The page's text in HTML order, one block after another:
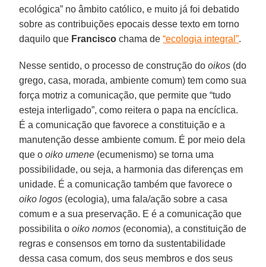
ecológica” no âmbito católico, e muito já foi debatido
sobre as contribuições epocais desse texto em torno
daquilo que Francisco chama de“ecologia integral”.
Nesse sentido, o processo de construção dooikos (do
grego, casa, morada, ambiente comum) tem como sua
força motriz a comunicação, que permite que “tudo
esteja interligado”, como reitera o papa na encíclica.
É a comunicação que favorece a constituição e a
manutenção desse ambiente comum. É por meio dela
que ooiko umene (ecumenismo) se torna uma
possibilidade, ou seja, a harmonia das diferenças em
unidade. É a comunicação também que favorece o
oiko logos (ecologia), uma fala/ação sobre a casa
comum e a sua preservação. E é a comunicação que
possibilita ooiko nomos (economia), a constituição de
regras e consensos em torno da sustentabilidade
dessa casa comum, dos seus membros e dos seus